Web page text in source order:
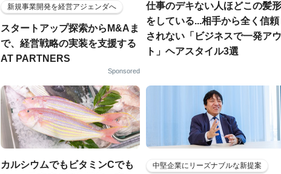
新規事業開発を経営アジェンダへ
スタートアップ探索からM&Aま
で、経営戦略の実装を支援する
AT PARTNERS
Sponsored
仕事のデキない人ほどこの髪形
をしている...相手から全く信頼
されない「ビジネスで一発アウ
ト」ヘアスタイル3選
カルシウムでもビタミンCでも
中堅企業にリーズナブルな新提案